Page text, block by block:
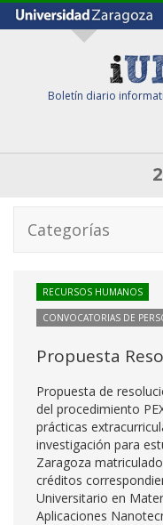
Boletín diario
Categorías
RECURSOS HUMANOS
CONVOCATORIAS DE
Propuesta
Propuesta de
del procedimiento
prácticas
investigación para
Zaragoza
créditos
Universitario en
Aplicaciones